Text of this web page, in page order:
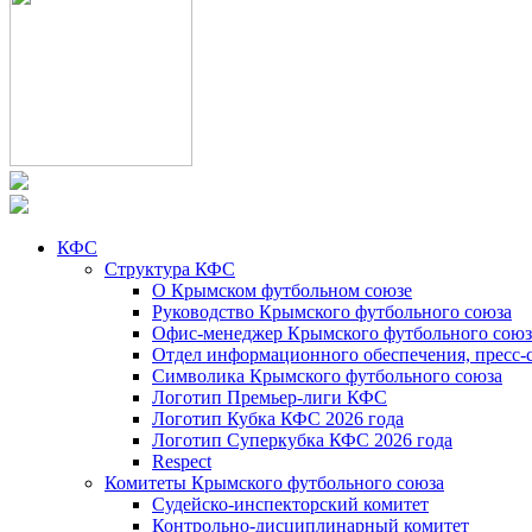
КФС
Структура КФС
О Крымском футбольном союзе
Руководство Крымского футбольного союза
Офис-менеджер Крымского футбольного
Отдел информационного обеспечения, пресс-
Символика Крымского футбольного союза
Логотип Премьер-лиги КФС
Логотип Кубка КФС 2026 года
Логотип Суперкубка КФС 2026 года
Respect
Комитеты Крымского футбольного союза
Судейско-инспекторский комитет
Контрольно-дисциплинарный комитет